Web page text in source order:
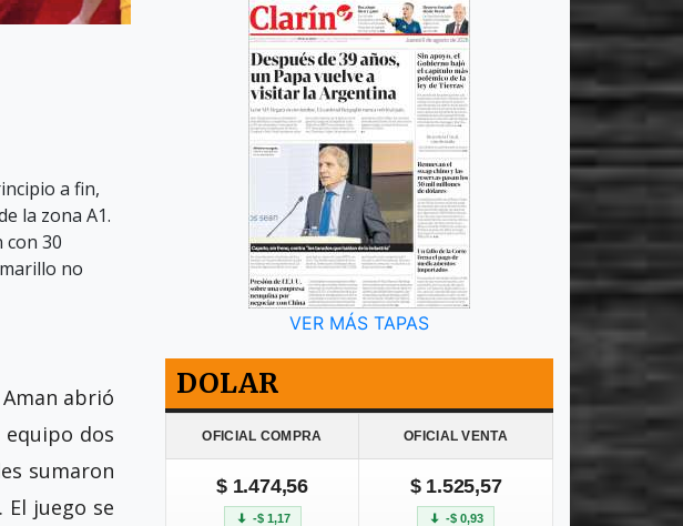
a fin,
la zona A1.
30
no
abrió
dos
sumaron
juego se
VER MÁS TAPAS
DOLAR
OFICIAL COMPRA OFICIAL VENTA
$ 1.474,56
-$ 1,17
$ 1.525,57
-$ 0,93